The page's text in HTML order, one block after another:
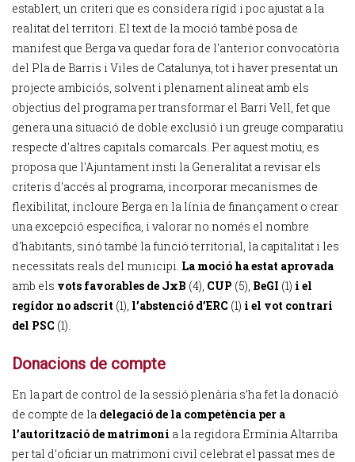
establert, un criteri que es considera rígid i poc ajustat a la
realitat del territori. El text de la moció també posa de
manifest que Berga va quedar fora de l'anterior convocatòria
del Pla de Barris i Viles de Catalunya, tot i haver presentat un
projecte ambiciós, solvent i plenament alineat amb els
objectius del programa per transformar el Barri Vell, fet que
genera una situació de doble exclusió i un greuge comparatiu
respecte d'altres capitals comarcals. Per aquest motiu, es
proposa que l'Ajuntament insti la Generalitat a revisar els
criteris d'accés al programa, incorporar mecanismes de
flexibilitat, incloure Berga en la línia de finançament o crear
una excepció específica, i valorar no només el nombre
d'habitants, sinó també la funció territorial, la capitalitat i les
necessitats reals del municipi. La moció ha estat aprovada
amb els vots favorables de JxB (4), CUP (5), BeGI (1) i el
regidor no adscrit (1), l’abstenció d’ERC (1) i el vot contrari
del PSC (1).
Donacions de compte
En la part de control de la sessió plenària s’ha fet la donació
de compte de la delegació de la competència per a
l’autorització de matrimoni a la regidora Ermínia Altarriba
per tal d’oficiar un matrimoni civil celebrat el passat mes de